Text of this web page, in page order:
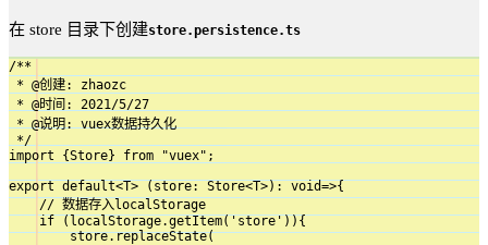
在 store 目录下创建store.persistence.ts
/**
* @创建: zhaozc
* @时间: 2021/5/27
* @说明: vuex数据持久化
*/
import {Store} from "vuex";
export default<T> (store: Store<T>): void=>{
    // 数据存入localStorage
    if (localStorage.getItem('store')){
        store.replaceState(